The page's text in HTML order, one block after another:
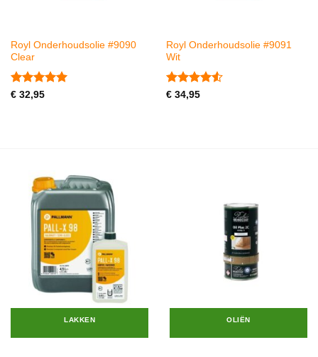
Royl Onderhoudsolie #9090
Clear
Gewaardeerd
€32,95
Royl Onderhoudsolie #9091
Wit
Gewaardeerd
€34,95
LAKKEN OLIËN